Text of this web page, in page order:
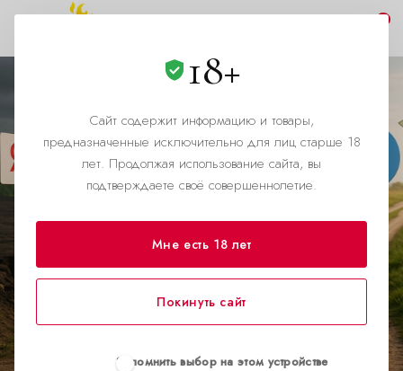
18+
Сайт содержит информацию и товары,
предназначенные исключительно для лиц старше 18
лет. Продолжая использование сайта, вы
подтверждаете своё совершеннолетие.
Мне есть 18 лет
Покинуть сайт
Запомнить выбор на этом устройстве
КОГДА ДУЕТ ВЕТЕР ПЕРЕМЕН, КТО ТО СТРОИТ СТЕНЫ, А
КТО ТО МЕЛЬНИЦЫ
Излучение новых
потоков: кейс попперсов
и современная логика
монетизации трафика